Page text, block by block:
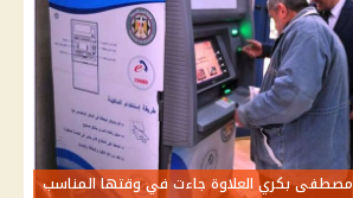
مصطفى بكري العلاوة جاءت في وقتها المناسب